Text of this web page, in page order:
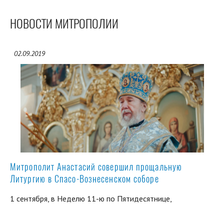
НОВОСТИ МИТРОПОЛИИ
02.09.2019
Митрополит Анастасий совершил прощальную
Литургию в Спасо-Вознесенском соборе
1 сентября, в Неделю 11-ю по Пятидесятнице,